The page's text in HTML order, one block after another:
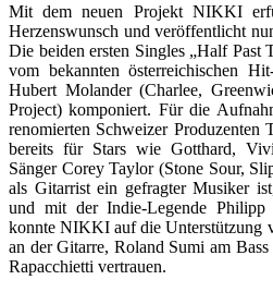
Mit dem neuen Projekt NIKKI
Herzenswunsch und veröffentlicht
Die beiden ersten Singles „Half Past
vom bekannten österreichischen
Hubert Molander (Charlee,
Project) komponiert. Für die
renomierten Schweizer Produzenten
bereits für Stars wie Gotthard,
Sänger Corey Taylor (Stone Sour,
als Gitarrist ein gefragter Musiker
und mit der Indie-Legende
konnte NIKKI auf die Unterstützung
an der Gitarre, Roland Sumi am
Rapacchietti vertrauen.